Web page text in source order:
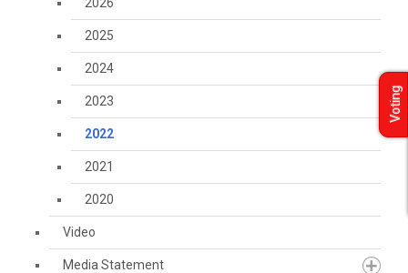
2025
2024
2023
2022
2021
2020
Video
Media Statement
Voting